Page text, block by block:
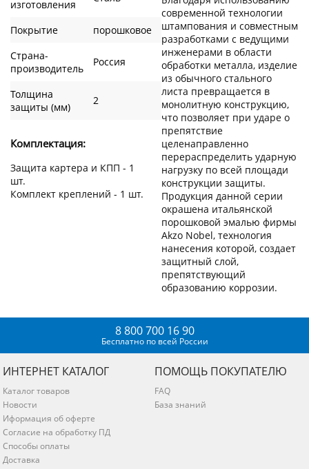
изготовления
Покрытие
порошковое
Страна-
производитель
Россия
Толщина
защиты (мм)
2
Комплектация:
Защита картера и КПП - 1
шт.
Комплект креплений - 1 шт.
современной технологии
штампования и совместным
разработками с ведущими
инженерами в области
обработки металла, изделие
из обычного стального
листа превращается в
монолитную конструкцию,
что позволяет при ударе о
препятствие
целенаправленно
перераспределить ударную
нагрузку по всей площади
конструкции защиты.
Продукция данной серии
окрашена итальянской
порошковой эмалью фирмы
Akzo Nobel, технология
нанесения которой, создает
защитный слой,
препятствующий
образованию коррозии.
8 800 700 16 90
Бесплатно по всей России
ИНТЕРНЕТ КАТАЛОГ
Каталог товаров
Новости
Иформация об оферте
Согласие на обработку ПД
Способы оплаты
Доставка
ПОМОЩЬ ПОКУПАТЕЛЮ
FAQ
База знаний